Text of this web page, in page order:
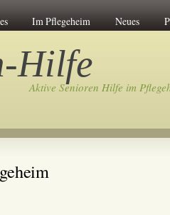
Im Pflegeheim Neues
Hilfe
Aktive Senioren Hilfe im